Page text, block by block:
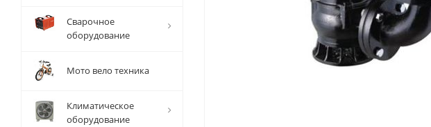
Сварочное
оборудование
Мото вело техника
Климатическое
оборудование